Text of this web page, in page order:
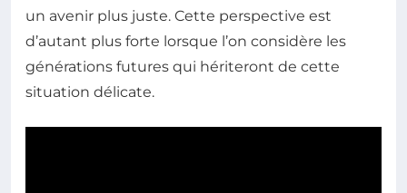
un avenir plus juste. Cette perspective est
d’autant plus forte lorsque l’on considère les
générations futures qui hériteront de cette
situation délicate.